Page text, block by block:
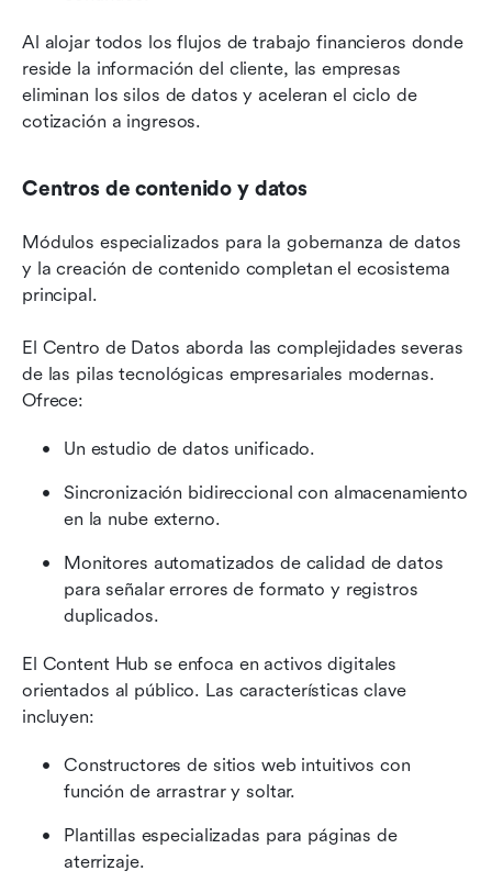
Al alojar todos los flujos de trabajo financieros donde
reside la información del cliente, las empresas
eliminan los silos de datos y aceleran el ciclo de
cotización a ingresos.
Centros de contenido y datos
Módulos especializados para la gobernanza de datos
y la creación de contenido completan el ecosistema
principal.
El Centro de Datos aborda las complejidades severas
de las pilas tecnológicas empresariales modernas.
Ofrece:
Un estudio de datos unificado.
Sincronización bidireccional con almacenamiento
en la nube externo.
Monitores automatizados de calidad de datos
para señalar errores de formato y registros
duplicados.
El Content Hub se enfoca en activos digitales
orientados al público. Las características clave
incluyen:
Constructores de sitios web intuitivos con
función de arrastrar y soltar.
Plantillas especializadas para páginas de
aterrizaje.